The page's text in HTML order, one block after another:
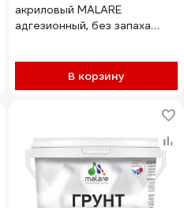
акриловый MALARE
адгезионный, без запаха
ГПЛСТБЕЛ0200
В корзину